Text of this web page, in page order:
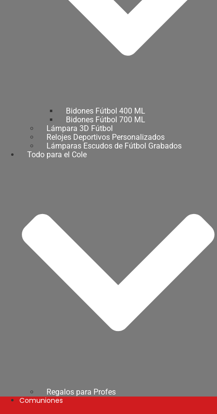
Bidones Fútbol 400 ML
Bidones Fútbol 700 ML
Lámpara 3D Fútbol
Relojes Deportivos Personalizados
Lámparas Escudos de Fútbol Grabados
Todo para el Cole
Regalos para Profes
Comuniones